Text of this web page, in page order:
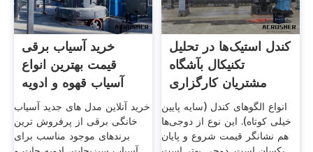
خرید آسیاب برقی
قیمت بهترین انواع
آسیاب قهوه و ادویه
جات
خرید آنلاین مدل های جدید آسیاب
خانگی برقی از پرفروش ترین
برندهای موجود مناسب برای
کندل استیک‌ها در تحلیل
تکنیکال بآشگاه
مشتریان کارگزاری
انواع الگوهای کندل (سایه پایین
خیلی کوتاه). این نوع از دوجی‌ها
هم نشانگر قیمت شروع و پایان